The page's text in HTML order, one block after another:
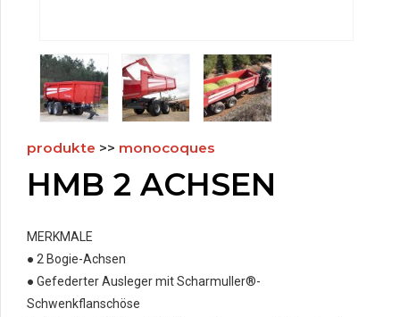
produkte >> monocoques
HMB 2 ACHSEN
MERKMALE
● 2 Bogie-Achsen
● Gefederter Ausleger mit Scharmuller®-
Schwenkflanschöse